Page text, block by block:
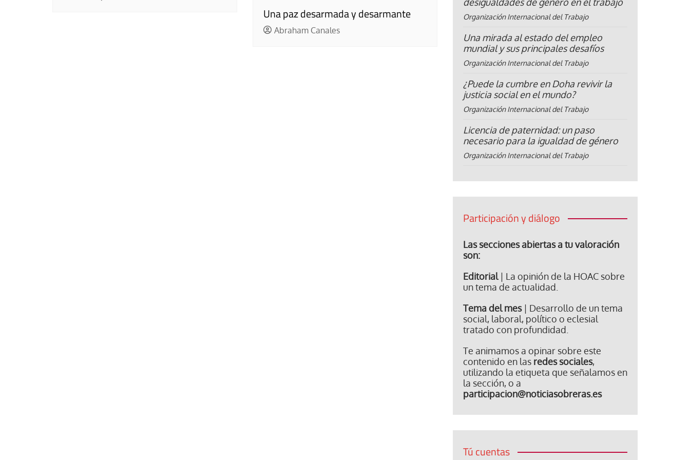
Una paz desarmada y desarmante
Abraham Canales
Organización Internacional del Trabajo
Una mirada al estado del empleo
mundial y sus principales desafíos
Organización Internacional del Trabajo
¿Puede la cumbre en Doha revivir la
justicia social en el mundo?
Organización Internacional del Trabajo
Licencia de paternidad: un paso
necesario para la igualdad de género
Organización Internacional del Trabajo
Participación y diálogo
Las secciones abiertas a tu valoración
son:
Editorial| La opinión de la HOAC sobre
un tema de actualidad.
Tema del mes| Desarrollo de un tema
social, laboral, político o eclesial
tratado con profundidad.
Te animamos a opinar sobre este
contenido en las redes sociales,
utilizando la etiqueta que señalamos en
la sección, o a
participacion@noticiasobreras.es
Tú cuentas